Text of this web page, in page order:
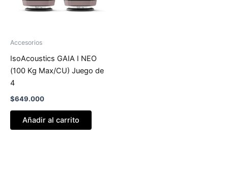
Accesorios
IsoAcoustics GAIA I NEO
(100 Kg Max/CU) Juego de
4
$649.000
Añadir al carrito